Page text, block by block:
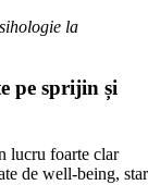
la
pe sprijin și
lucru foarte clar
de well-being,